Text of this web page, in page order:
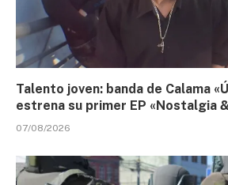
Talento joven: banda de Calama
estrena su primer EP «Nostalgia
07/08/2026